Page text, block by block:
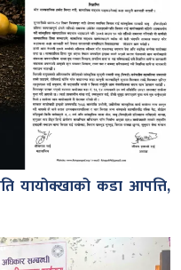
यायोक्खाको कडा आपत्ति,